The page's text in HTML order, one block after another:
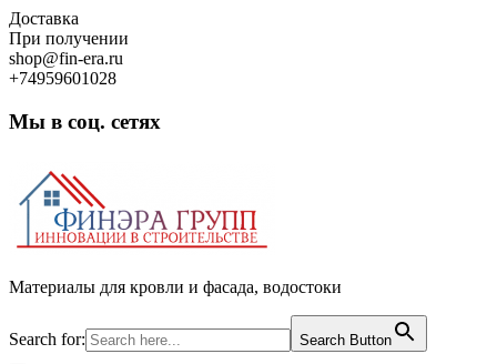
Skip
to
content
Доставка
При получении
shop@fin-era.ru
+74959601028
Мы в соц. сетях
Материалы для кровли и фасада, водостоки
Search for: Search Button